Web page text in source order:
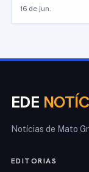
16 de jun.
EDE
Notícias de Mato
EDITORIAS